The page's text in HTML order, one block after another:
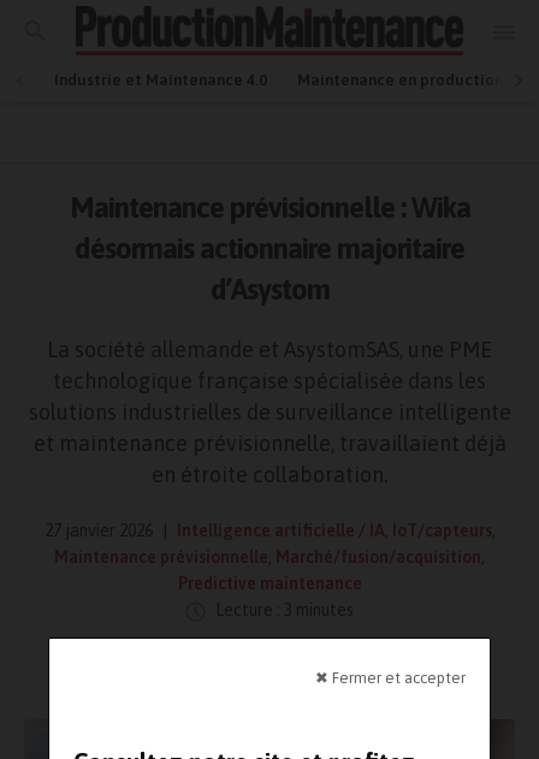
✖ Fermer et accepter
Industrie et Maintenance 4.0 Maintenance en production
Maintenance prévisionnelle : Wika
désormais actionnaire majoritaire
d’Asystom
La société allemande et AsystomSAS, une PME
technologique française spécialisée dans les
solutions industrielles de surveillance intelligente
et maintenance prévisionnelle, travaillaient déjà
en étroite collaboration.
27 janvier 2026 Intelligence artificielle / IA IoT/capteurs
Maintenance prévisionnelle
Marché/fusion/acquisition
Predictive maintenance
Lecture : 3 minutes